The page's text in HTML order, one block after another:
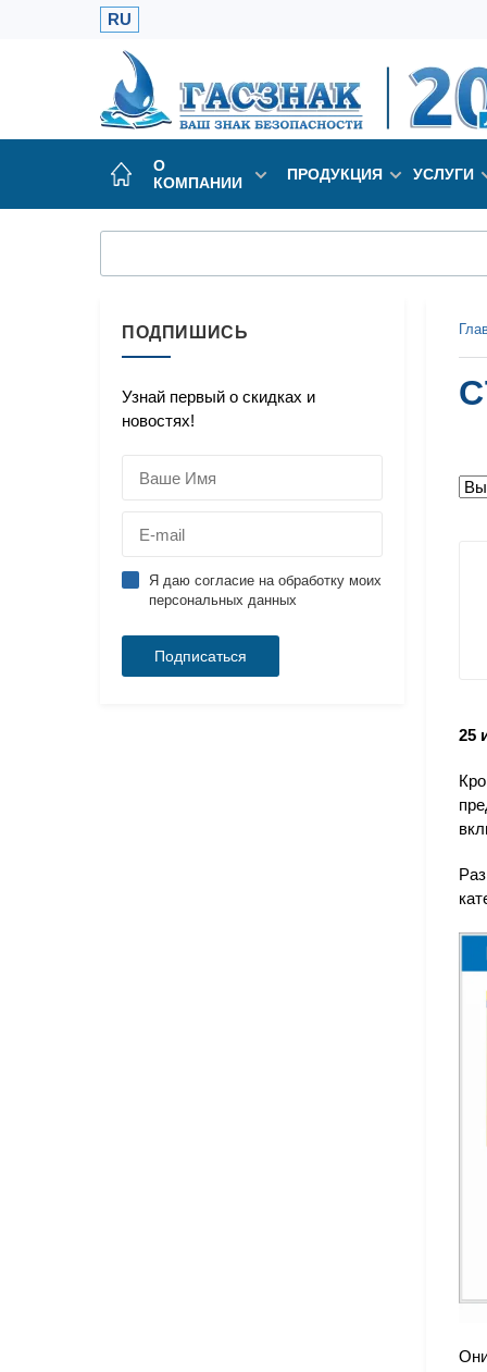
RU
О
КОМПАНИИ
ПРОДУКЦИЯ УСЛУГИ
ПОДПИШИСЬ
Узнай первый о скидках и
новостях!
Я даю согласие на обработку моих
персональных данных
25